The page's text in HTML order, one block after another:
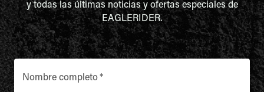
y todas las últimas noticias y ofertas especiales de
EAGLERIDER.
Nombre completo*